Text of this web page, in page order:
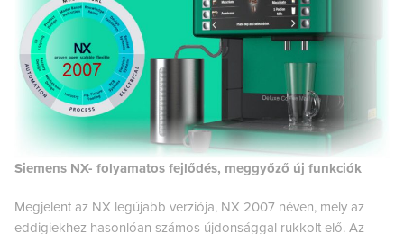
Siemens NX- folyamatos fejlődés, meggyőző új funkciók
Megjelent az NX legújabb verziója, NX 2007 néven, mely az
eddigiekhez hasonlóan számos újdonsággal rukkolt elő. Az